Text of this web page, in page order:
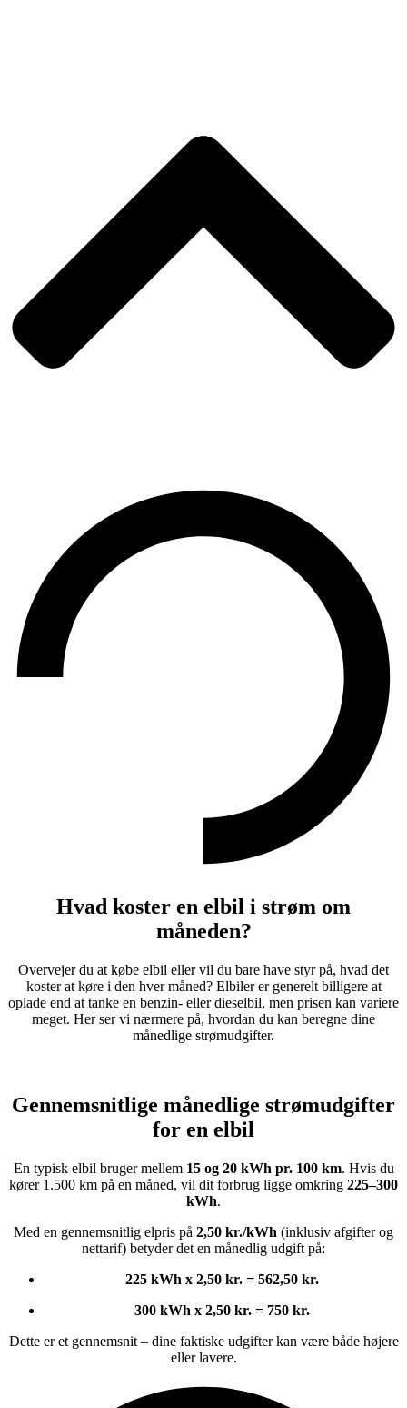
Hvad koster en elbil i strøm om
måneden?
Overvejer du at købe elbil eller vil du bare have styr på, hvad det
koster at køre i den hver måned? Elbiler er generelt billigere at
oplade end at tanke en benzin- eller dieselbil, men prisen kan variere
meget. Her ser vi nærmere på, hvordan du kan beregne dine
månedlige strømudgifter.
Gennemsnitlige månedlige strømudgifter
for en elbil
En typisk elbil bruger mellem 15 og 20 kWh pr. 100 km. Hvis du
kører 1.500 km på en måned, vil dit forbrug ligge omkring 225–300
kWh.
Med en gennemsnitlig elpris på 2,50 kr./kWh (inklusiv afgifter og
nettarif) betyder det en månedlig udgift på:
225 kWh x 2,50 kr. = 562,50 kr.
300 kWh x 2,50 kr. = 750 kr.
Dette er et gennemsnit – dine faktiske udgifter kan være både højere
eller lavere.